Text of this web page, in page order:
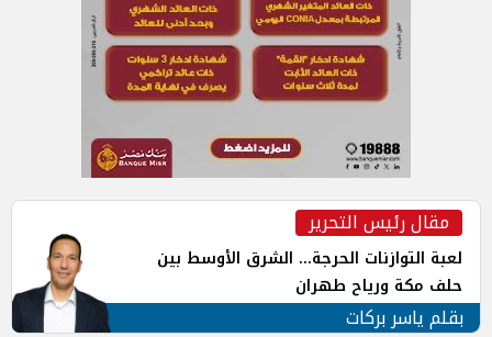
مقال رئيس التحرير
لعبة التوازنات الحرجة... الشرق الأوسط بين
حلف مكة ورياح طهران
بقلم ياسر بركات